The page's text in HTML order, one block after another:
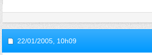
22/01/2005, 10h09